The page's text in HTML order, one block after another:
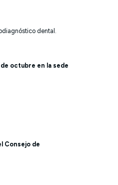
dental.
octubre en la sede
Consejo de